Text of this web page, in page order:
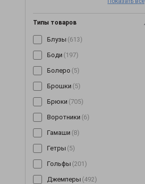
Типы товаров
Блузы (613)
Боди (197)
Болеро (5)
Брошки (5)
Брюки (705)
Воротники (6)
Гамаши (8)
Гетры (5)
Гольфы (201)
Джемперы (492)